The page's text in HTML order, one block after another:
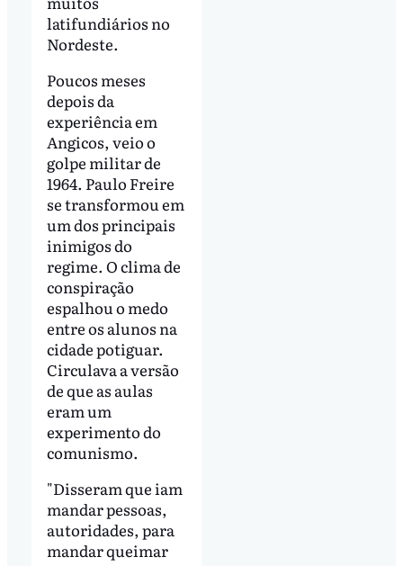
latifundiários no
Nordeste.
Poucos meses
depois da
experiência em
Angicos, veio o
golpe militar de
1964. Paulo Freire
se transformou em
um dos principais
inimigos do
regime. O clima de
conspiração
espalhou o medo
entre os alunos na
cidade potiguar.
Circulava a versão
de que as aulas
eram um
experimento do
comunismo.
"Disseram que iam
mandar pessoas,
autoridades, para
mandar queimar